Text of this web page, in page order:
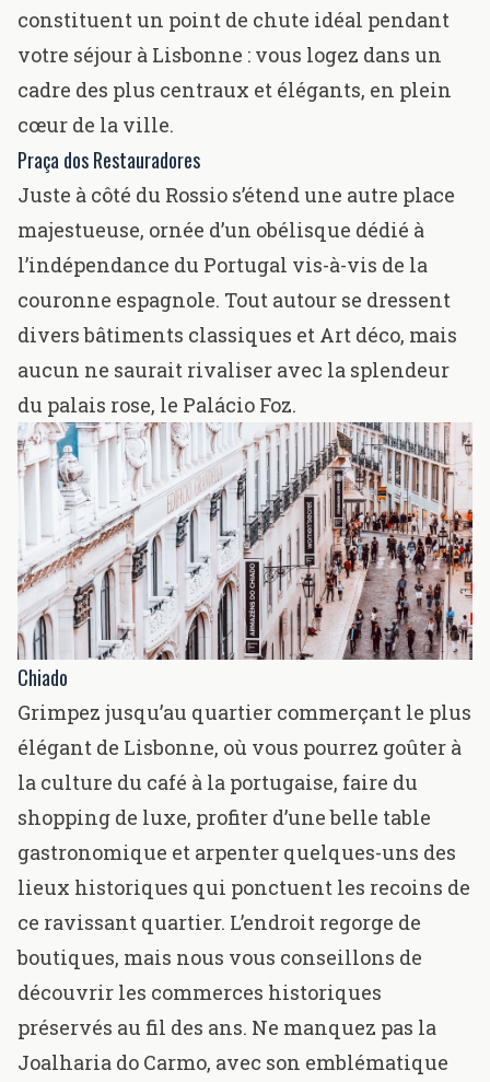
constituent un point de chute idéal pendant
votre séjour à Lisbonne : vous logez dans un
cadre des plus centraux et élégants, en plein
cœur de la ville.
Praça dos Restauradores
Juste à côté du Rossio s’étend une autre place
majestueuse, ornée d’un obélisque dédié à
l’indépendance du Portugal vis-à-vis de la
couronne espagnole. Tout autour se dressent
divers bâtiments classiques et Art déco, mais
aucun ne saurait rivaliser avec la splendeur
du palais rose, le Palácio Foz.
Chiado
Grimpez jusqu’au quartier commerçant le plus
élégant de Lisbonne, où vous pourrez goûter à
la culture du café à la portugaise, faire du
shopping de luxe, profiter d’une belle table
gastronomique et arpenter quelques-uns des
lieux historiques qui ponctuent les recoins de
ce ravissant quartier. L’endroit regorge de
boutiques, mais nous vous conseillons de
découvrir les commerces historiques
préservés au fil des ans. Ne manquez pas la
Joalharia do Carmo, avec son emblématique